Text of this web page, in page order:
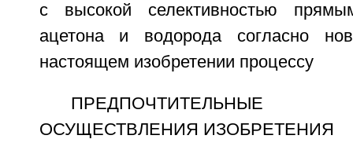
с высокой селективностью
ацетона и водорода согласно
настоящем изобретении процессу
ПРЕДПОЧТИТЕЛЬНЫЕ
ОСУЩЕСТВЛЕНИЯ ИЗОБРЕТЕНИЯ